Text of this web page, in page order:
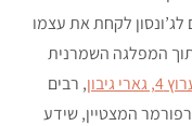
לקחת את עצמו
המפלגה השמרנית
גיבון
, רבים
המצטיין, שידע